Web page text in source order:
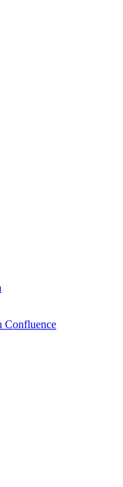
Confluence